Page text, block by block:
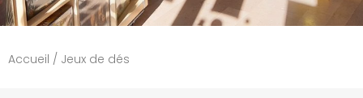
Accueil / Jeux de dés